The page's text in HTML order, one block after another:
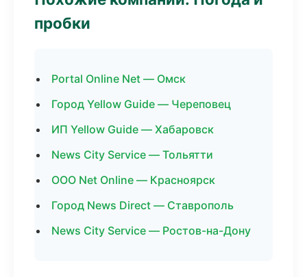
пробки
Portal Online Net — Омск
Город Yellow Guide — Череповец
ИП Yellow Guide — Хабаровск
News City Service — Тольятти
ООО Net Online — Красноярск
Город News Direct — Ставрополь
News City Service — Ростов-на-Дону